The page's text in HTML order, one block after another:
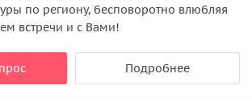
по региону, бесповоротно влюбляя
встречи и с Вами!
Подробнее